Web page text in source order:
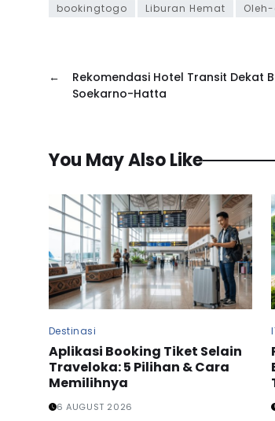
bookingtogo
Liburan Hemat
←
Rekomendasi Hotel Transit Dekat
Soekarno-Hatta
You May Also Like
Destinasi
Aplikasi Booking Tiket Selain
Traveloka: 5 Pilihan & Cara
Memilihnya
6 AUGUST 2026